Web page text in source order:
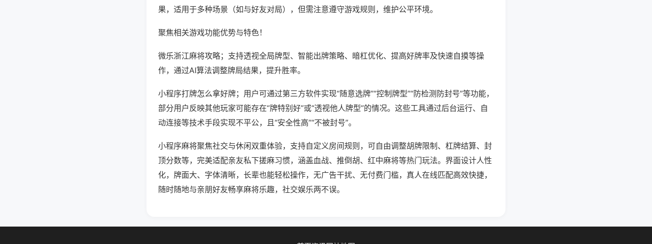
果，适用于多种场景（如与好友对局），但需注意遵守游戏规则，维护公平环境。
聚焦相关游戏功能优势与特色！
微乐浙江麻将攻略；支持透视全局牌型、智能出牌策略、暗杠优化、提高好牌率及快速自摸等操
作，通过AI算法调整牌局结果，提升胜率。
小程序打牌怎么拿好牌；用户可通过第三方软件实现“随意选牌”“控制牌型”“防检测防封号”等功能，
部分用户反映其他玩家可能存在“牌特别好”或“透视他人牌型”的情况。这些工具通过后台运行、自
动连接等技术手段实现不平公，且“安全性高”“不被封号”。
小程序麻将聚焦社交与休闲双重体验，支持自定义房间规则，可自由调整胡牌限制、杠牌结算、封
顶分数等，完美适配亲友私下搓麻习惯，涵盖血战、推倒胡、红中麻将等热门玩法。界面设计人性
化，牌面大、字体清晰，长辈也能轻松操作，无广告干扰、无付费门槛，真人在线匹配高效快捷，
随时随地与亲朋好友畅享麻将乐趣，社交娱乐两不误。